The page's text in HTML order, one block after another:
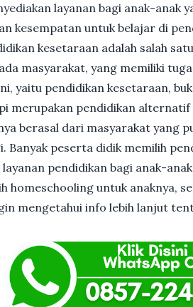
layanan bagi anak-anak
kesempatan untuk belajar di
kesetaraan adalah salah
masyarakat, yang memiliki
yaitu pendidikan kesetaraan,
merupakan pendidikan
berasal dari masyarakat yang
peserta didik memilih
pendidikan bagi anak-
untuk anaknya,
mengetahui info lebih lanjut